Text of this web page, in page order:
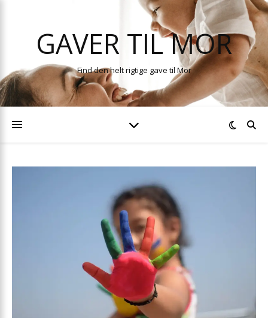
GAVER TIL MOR
Find den helt rigtige gave til Mor